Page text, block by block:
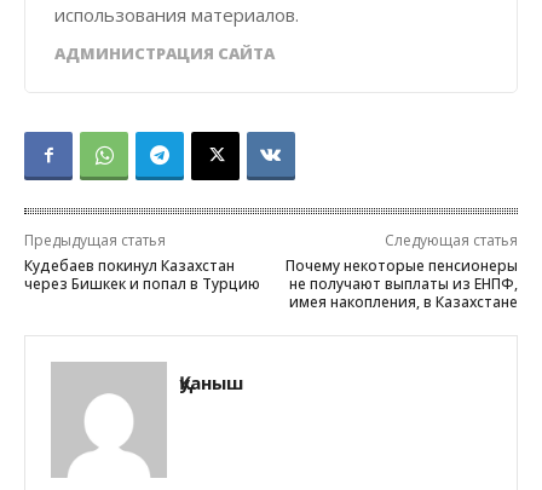
использования материалов.
АДМИНИСТРАЦИЯ САЙТА
Предыдущая статья
Кудебаев покинул Казахстан
через Бишкек и попал в Турцию
Следующая статья
Почему некоторые пенсионеры
не получают выплаты из ЕНПФ,
имея накопления, в Казахстане
Қуаныш